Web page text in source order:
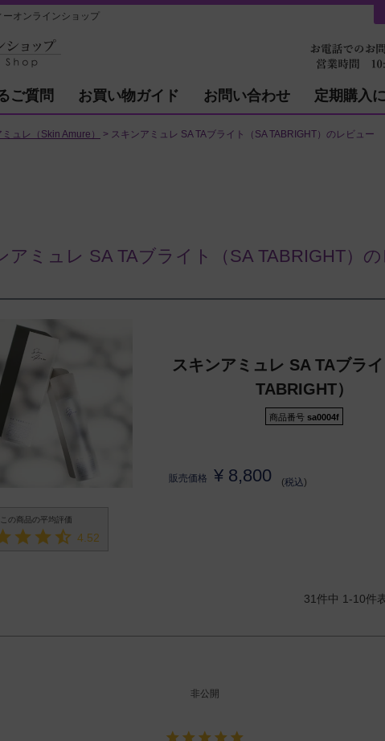
ーオンラインショップ
ご質問 お買い物ガイド お問い合わせ 定期購入
ュレ（Skin Amure） スキンアミュレ SA TAブライト（SA TABRIGHT）のレビュー
アミュレ SA TAブライト（SA TABRIGHT）
スキンアミュレ SA TAブラ
TABRIGHT）
商品番号 sa0004f
販売価格 ¥ 8,800 税込
4.52
31件中 1 -10件
非公開